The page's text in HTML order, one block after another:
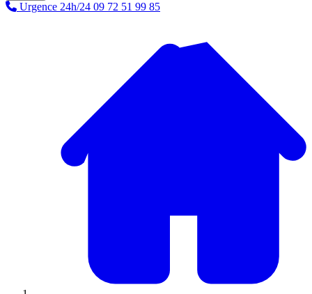
Urgence 24h/24 09 72 51 99 85